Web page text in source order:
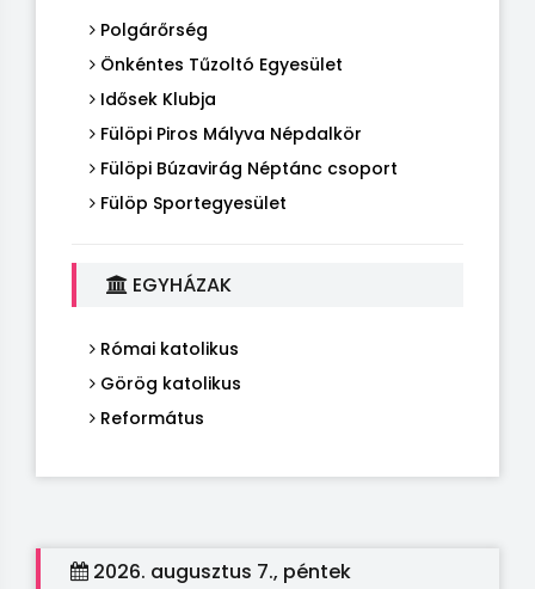
Polgárőrség
Önkéntes Tűzoltó Egyesület
Idősek Klubja
Fülöpi Piros Mályva Népdalkör
Fülöpi Búzavirág Néptánc csoport
Fülöp Sportegyesület
EGYHÁZAK
Római katolikus
Görög katolikus
Református
2026. augusztus 7., péntek